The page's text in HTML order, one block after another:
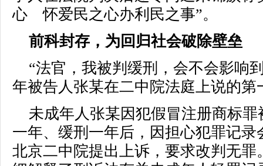
心 怀爱民之心办利民之事”。
前科封存，为回归社会破除壁垒
“法官，我被判缓刑，会不会影响
年被告人张某在二中院法庭上说的第
未成年人张某因犯假冒注册商标
一年、缓刑一年后，因担心犯罪记
北京二中院提出上诉，要求改判无